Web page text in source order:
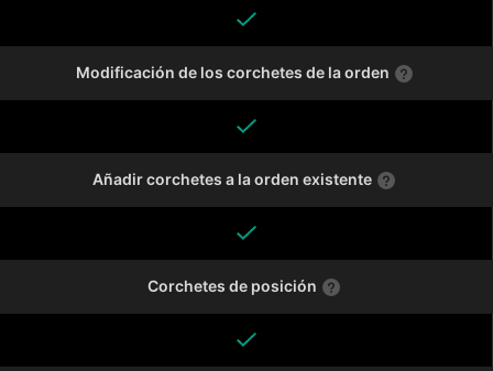
Modificación de los corchetes de la orden
Añadir corchetes a la orden existente
Corchetes de posición